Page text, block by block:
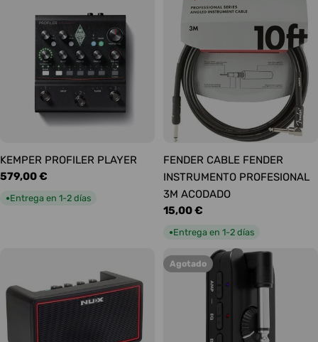
KEMPER PROFILER PLAYER
Precio
habitual
579,00 €
●Entrega en 1-2 días
FENDER CABLE FENDER
INSTRUMENTO PROFESIONAL
3M ACODADO
Precio
habitual
15,00 €
●Entrega en 1-2 días
Agotado